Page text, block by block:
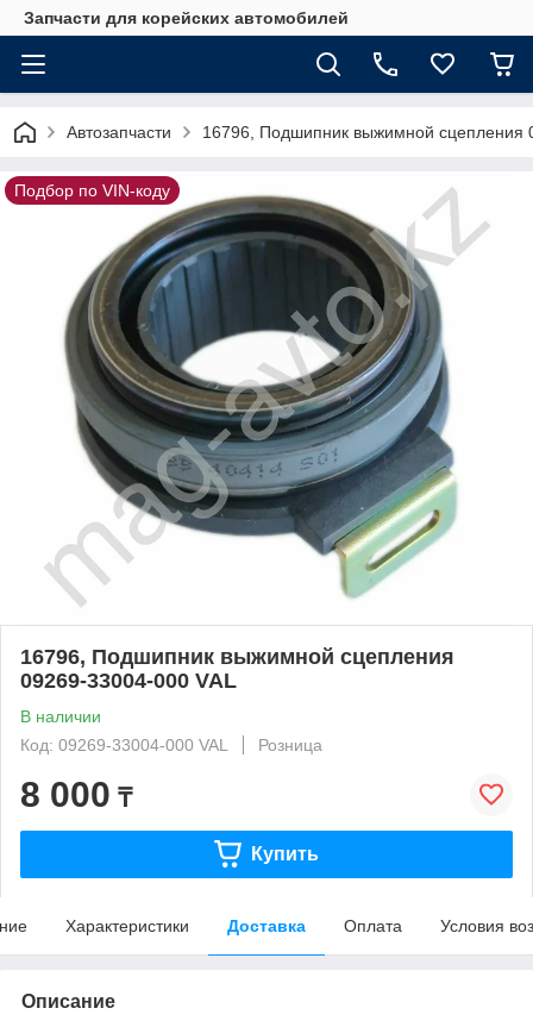
Запчасти для корейских автомобилей
Автозапчасти 16796, Подшипник выжимной сцепления
Подбор по VIN-коду
16796, Подшипник выжимной сцепления
09269-33004-000 VAL
В наличии
Код: 09269-33004-000 VAL
Розница
8 000 ₸
Купить
Характеристики Доставка Оплата Условия
Описание